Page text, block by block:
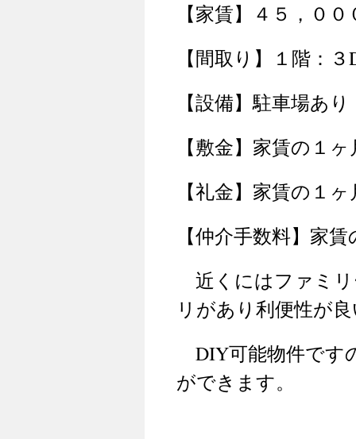
【家賃】４５，００
【間取り】１階
【設備】駐車場あり
【敷金】家賃の１
【礼金】家賃の１
【仲介手数料】家
近くにはファミ
リがあり利便性が
DIY可能物件です
ができます。